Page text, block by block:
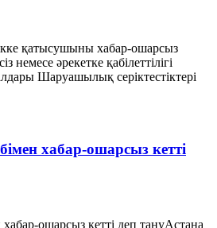
қатысушыны хабар-ошарсыз
немесе әрекетке қабiлеттiлiгi
Шаруашылық серіктестіктері
хабар-ошарсыз кетті
хабар-ошарсыз кетті деп тануАстана